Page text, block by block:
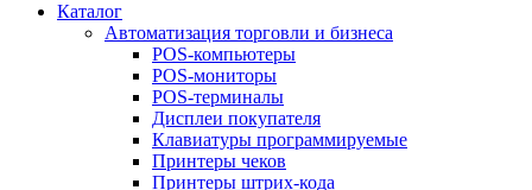
Каталог
Автоматизация торговли и бизнеса
POS-компьютеры
POS-мониторы
POS-терминалы
Дисплеи покупателя
Клавиатуры программируемые
Принтеры чеков
Принтеры штрих-кода